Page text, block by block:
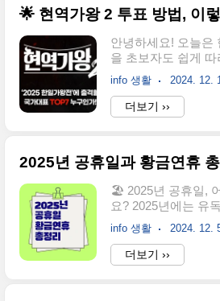
러스 채널:재방송 시
Tip: 방송사 공식 홈
확인하세요. 일정
니다. 🌐 현역가왕2
왕2 온라인 다시보
왕2의 방송을 쉽게
🌟 현역가왕 2 투표 방법, 이
안녕하세요! 오늘은
을 초보자도 쉽게
릴게요. 이 투표는
를 달아주는 중요한
과 네이버 NOW 앱
할 수 있습니다.한
어디서 할 수 있나
니다.아직 앱을 설
토어를 통해 무료로
다. 💡 다운로드 바
로드 (안드로이드)
이폰) ✅ 현역가왕
info 생활 2024. 12.
더보기 ››
🏖️ 2025년 공휴일,
요? 2025년에는 유
덕분에 많은 사람들
휴식의 기회가 찾아
근무자 기준으로 총
어 있어, 연차를 잘
info 생활 2024. 12.
더보기 ››